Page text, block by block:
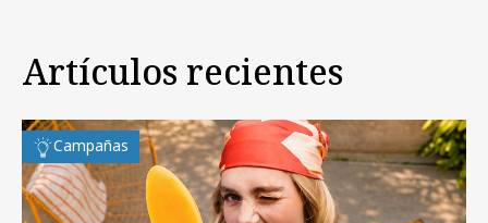
Artículos recientes
Campañas